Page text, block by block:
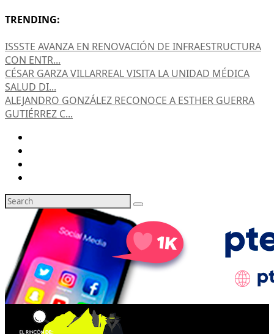
TRENDING:
ISSSTE AVANZA EN RENOVACIÓN DE INFRAESTRUCTURA
CON ENTR...
CÉSAR GARZA VILLARREAL VISITA LA UNIDAD MÉDICA
SALUD DI...
ALEJANDRO GONZÁLEZ RECONOCE A ESTHER GUERRA
GUTIÉRREZ C...